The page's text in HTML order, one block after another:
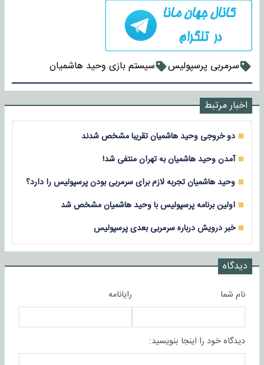
سرمربی پرسپولیس سیستم بازی وحید هاشمیان
اخبار مرتبط
دو خروجی وحید هاشمیان تقریبا مشخص شدند
آمدن وحید هاشمیان به تهران منتفی شد!
وحید هاشمیان تجربه لازم برای سرمربی بودن پرسپولیس را دارد؟
اولین برنامه پرسپولیس با وحید هاشمیان مشخص شد
خبر درویش درباره سرمربی بعدی پرسپولیس
دیدگاه
نام شما رایانامه
دیدگاه خود را اینجا بنویسید: